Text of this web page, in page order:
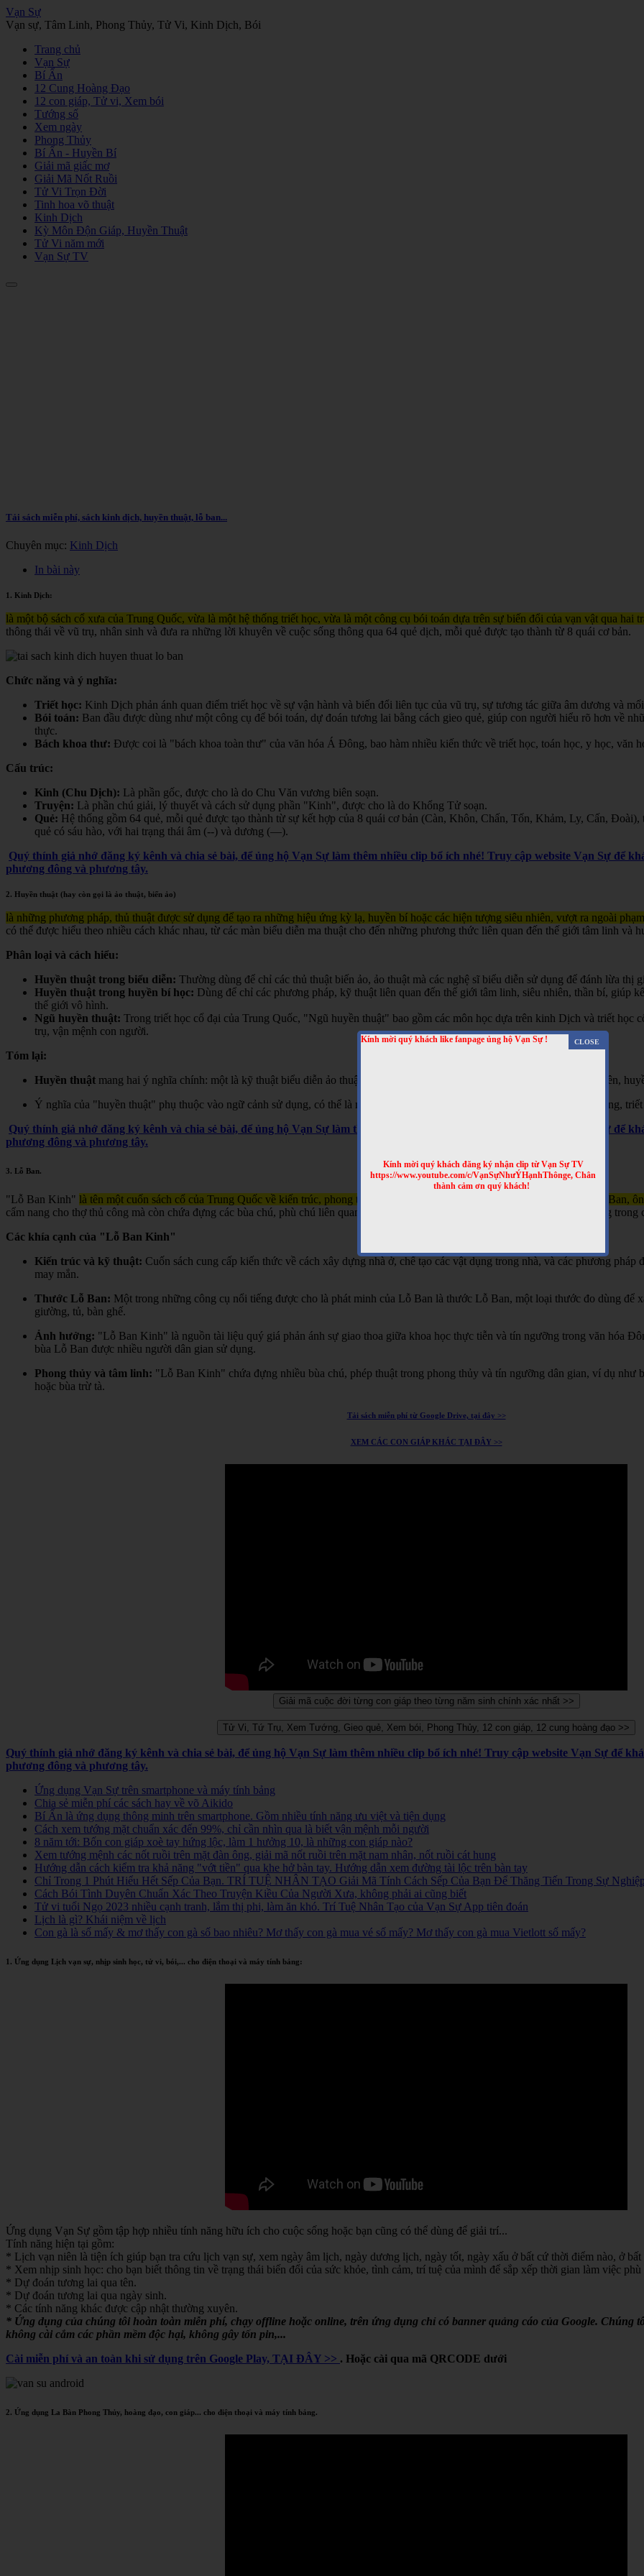
Kính mời quý khách like fanpage ủng hộ Vạn Sự !
Kính mời quý khách đăng ký nhận clip từ Vạn Sự TV
https://www.youtube.com/c/VạnSựNhưÝHạnhThônge, Chân
thành cảm ơn quý khách!
Vạn Sự
Vạn sự, Tâm Linh, Phong Thủy, Tử Vi, Kinh Dịch, Bói
Trang chủ
Vạn Sự
Bí Ẩn
12 Cung Hoàng Đạo
12 con giáp, Tử vi, Xem bói
Tướng số
Xem ngày
Phong Thủy
Bí Ẩn - Huyền Bí
Giải mã giấc mơ
Giải Mã Nốt Ruồi
Tử Vi Trọn Đời
Tinh hoa võ thuật
Kinh Dịch
Kỳ Môn Độn Giáp, Huyền Thuật
Tử Vi năm mới
Vạn Sự TV
Tải sách miễn phí, sách kinh dịch, huyền thuật, lỗ ban...
Chuyên mục: Kinh Dịch
In bài này
1. Kinh Dịch:
là một bộ sách cổ xưa của Trung Quốc, vừa là một hệ thống triết học, vừa là một công cụ bói toán dựa trên sự biến đổi của vạn vật qua hai
thông thái về vũ trụ, nhân sinh và đưa ra những lời khuyên về cuộc sống thông qua 64 quẻ dịch, mỗi quẻ được tạo thành từ 8 quái cơ bản.
Chức năng và ý nghĩa:
Triết học: Kinh Dịch phản ánh quan điểm triết học về sự vận hành và biến đổi liên tục của vũ trụ, sự tương tác giữa âm dương và
Bói toán: Ban đầu được dùng như một công cụ để bói toán, dự đoán tương lai bằng cách gieo quẻ, giúp con người hiểu rõ hơn về
thực.
Bách khoa thư: Được coi là "bách khoa toàn thư" của văn hóa Á Đông, bao hàm nhiều kiến thức về triết học, toán học, y học, văn
Cấu trúc:
Kinh (Chu Dịch): Là phần gốc, được cho là do Chu Văn vương biên soạn.
Truyện: Là phần chú giải, lý thuyết và cách sử dụng phần "Kinh", được cho là do Khổng Tử soạn.
Quẻ: Hệ thống gồm 64 quẻ, mỗi quẻ được tạo thành từ sự kết hợp của 8 quái cơ bản (Càn, Khôn, Chấn, Tốn, Khảm, Ly, Cấn,
quẻ có sáu hào, với hai trạng thái âm (--) và dương (—).
Quý thính giả nhớ đăng ký kênh và chia sẻ bài, để ủng hộ Vạn Sự làm thêm nhiều clip bổ ích nhé! Truy cập website Vạn Sự để
phương đông và phương tây.
2. Huyền thuật (hay còn gọi là ảo thuật, biến ảo)
là những phương pháp, thủ thuật được sử dụng để tạo ra những hiệu ứng kỳ lạ, huyền bí hoặc các hiện tượng siêu nhiên, vượt ra ngoài
có thể được hiểu theo nhiều cách khác nhau, từ các màn biểu diễn ma thuật cho đến những phương thức liên quan đến thế giới tâm linh và
Phân loại và cách hiểu:
Huyền thuật trong biểu diễn: Thường dùng để chỉ các thủ thuật biến ảo, ảo thuật mà các nghệ sĩ biểu diễn sử dụng để đánh lừa thị
Huyền thuật trong huyền bí học: Dùng để chỉ các phương pháp, kỹ thuật liên quan đến thế giới tâm linh, siêu nhiên, thần bí, giúp
thế giới vô hình.
Ngũ huyền thuật: Trong triết học cổ đại của Trung Quốc, "Ngũ huyền thuật" bao gồm các môn học dựa trên kinh Dịch và triết học
trụ, vận mệnh con người.
Tóm lại:
Huyền thuật mang hai ý nghĩa chính: một là kỹ thuật biểu diễn ảo thuật, hai là phương pháp giải thích các hiện tượng siêu nhiên,
Ý nghĩa của "huyền thuật" phụ thuộc vào ngữ cảnh sử dụng, có thể là một hình thức giải trí hoặc là một phần của các tín ngưỡng,
Quý thính giả nhớ đăng ký kênh và chia sẻ bài, để ủng hộ Vạn Sự làm thêm nhiều clip bổ ích nhé! Truy cập website Vạn Sự để
phương đông và phương tây.
3. Lỗ Ban.
"Lỗ Ban Kinh" là tên một cuốn sách cổ của Trung Quốc về kiến trúc, phong thủy và kỹ thuật xây dựng, gắn liền với tên tuổi của Lỗ Ban,
cẩm nang cho thợ thủ công mà còn chứa đựng các bùa chú, phù chú liên quan đến việc xây nhà, làm đồ đạc, và đôi khi được sử dụng
Các khía cạnh của "Lỗ Ban Kinh"
Kiến trúc và kỹ thuật: Cuốn sách cung cấp kiến thức về cách xây dựng nhà ở, chế tạo các vật dụng trong nhà, và các phương
may mắn.
Thước Lỗ Ban: Một trong những công cụ nổi tiếng được cho là phát minh của Lỗ Ban là thước Lỗ Ban, một loại thước đo dùng để
giường, tủ, bàn ghế.
Ảnh hưởng: "Lỗ Ban Kinh" là nguồn tài liệu quý giá phản ánh sự giao thoa giữa khoa học thực tiễn và tín ngưỡng trong văn hóa
bùa Lỗ Ban được nhiều người dân gian sử dụng.
Phong thủy và tâm linh: "Lỗ Ban Kinh" chứa đựng nhiều bùa chú, phép thuật trong phong thủy và tín ngưỡng dân gian, ví dụ như
hoặc bùa trừ tà.
Tải sách miễn phí từ Google Drive, tại đây >>
XEM CÁC CON GIÁP KHÁC TẠI ĐÂY >>
Quý thính giả nhớ đăng ký kênh và chia sẻ bài, để ủng hộ Vạn Sự làm thêm nhiều clip bổ ích nhé! Truy cập website Vạn Sự để
phương đông và phương tây.
Ứng dụng Vạn Sự trên smartphone và máy tính bảng
Chia sẻ miễn phí các sách hay về võ Aikido
Bí Ẩn là ứng dụng thông minh trên smartphone. Gồm nhiều tính năng ưu việt và tiện dụng
Cách xem tướng mặt chuẩn xác đến 99%, chỉ cần nhìn qua là biết vận mệnh mỗi người
8 năm tới: Bốn con giáp xoè tay hứng lộc, làm 1 hưởng 10, là những con giáp nào?
Xem tướng mệnh các nốt ruồi trên mặt đàn ông, giải mã nốt ruồi trên mặt nam nhân, nốt ruồi cát hung
Hướng dẫn cách kiểm tra khả năng "vớt tiền" qua khe hở bàn tay. Hướng dẫn xem đường tài lộc trên bàn tay
Chỉ Trong 1 Phút Hiểu Hết Sếp Của Bạn. TRÍ TUỆ NHÂN TẠO Giải Mã Tính Cách Sếp Của Bạn Để Thăng Tiến Trong Sự Nghiệp
Cách Bói Tình Duyên Chuẩn Xác Theo Truyện Kiều Của Người Xưa, không phải ai cũng biết
Tử vi tuổi Ngọ 2023 nhiều cạnh tranh, lắm thị phi, làm ăn khó. Trí Tuệ Nhân Tạo của Vạn Sự App tiên đoán
Lịch là gì? Khái niệm về lịch
Con gà là số mấy & mơ thấy con gà số bao nhiêu? Mơ thấy con gà mua vé số mấy? Mơ thấy con gà mua Vietlott số mấy?
1. Ứng dụng Lịch vạn sự, nhịp sinh học, tử vi, bói,... cho điện thoại và máy tính bảng:
Ứng dụng Vạn Sự gồm tập hợp nhiều tính năng hữu ích cho cuộc sống hoặc bạn cũng có thể dùng để giải trí...
Tính năng hiện tại gồm:
* Lịch vạn niên là tiện ích giúp bạn tra cứu lịch vạn sự, xem ngày âm lịch, ngày dương lịch, ngày tốt, ngày xấu ở bất cứ thời điểm nào, ở bất
* Xem nhịp sinh học: cho bạn biết thông tin về trạng thái biến đổi của sức khỏe, tình cảm, trí tuệ của mình để sắp xếp thời gian làm việc phù
* Dự đoán tương lai qua tên.
* Dự đoán tương lai qua ngày sinh.
* Các tính năng khác được cập nhật thường xuyên.
* Ứng dụng của chúng tôi hoàn toàn miễn phí, chạy offline hoặc online, trên ứng dụng chỉ có banner quảng cáo của Google. Chúng
không cài cắm các phần mềm độc hại, không gây tốn pin,...
Cài miễn phí và an toàn khi sử dụng trên Google Play, TẠI ĐÂY >> . Hoặc cài qua mã QRCODE dưới
2. Ứng dụng La Bàn Phong Thủy, hoàng đạo, con giáp... cho điện thoại và máy tính bảng.